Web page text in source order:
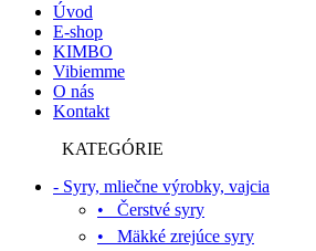
Úvod
E-shop
KIMBO
Vibiemme
O nás
Kontakt
KATEGÓRIE
- Syry, mliečne výrobky, vajcia
• Čerstvé syry
• Mäkké zrejúce syry